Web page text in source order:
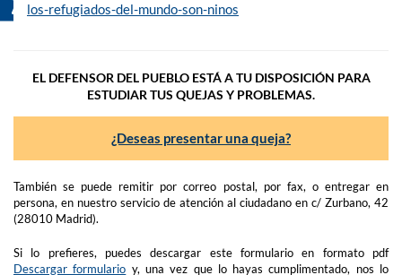
los-refugiados-del-mundo-son-ninos
EL DEFENSOR DEL PUEBLO ESTÁ A TU DISPOSICIÓN PARA
ESTUDIAR TUS QUEJAS Y PROBLEMAS.
¿Deseas presentar una queja?
También se puede remitir por correo postal, por fax, o entregar en
persona, en nuestro servicio de atención al ciudadano en c/ Zurbano, 42
(28010 Madrid).
Si lo prefieres, puedes descargar este formulario en formato pdf
Descargar formulario y, una vez que lo hayas cumplimentado, nos lo